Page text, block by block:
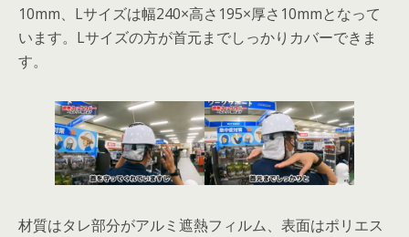
10mm、Lサイズは幅240×高さ195×厚さ10mmとなって
います。Lサイズの方が首元までしっかりカバーできま
す。
材質はタレ部分がアルミ遮熱フィルム、表面はポリエス